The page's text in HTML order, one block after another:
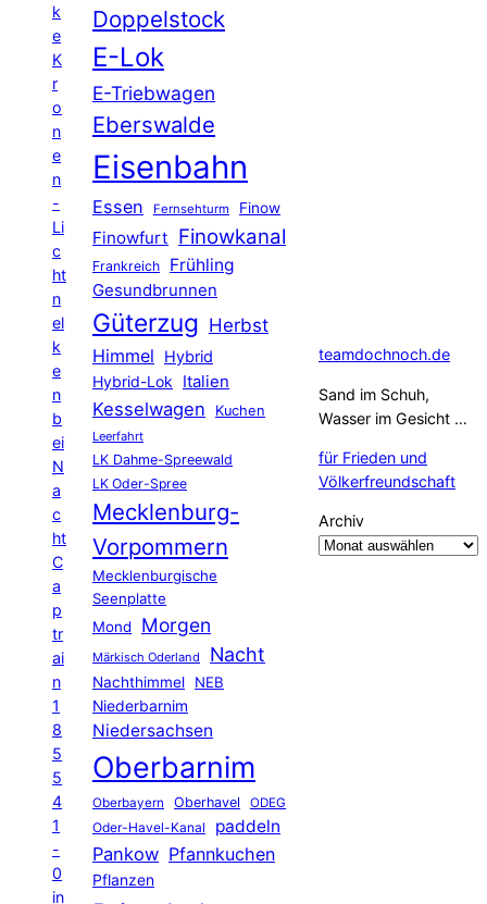
k
e
K
r
o
n
e
n
-
Li
c
ht
n
el
k
e
n
b
ei
N
a
c
ht
C
a
p
tr
ai
n
1
8
5
5
4
1
-
0
in
Doppelstock
E-Lok
E-Triebwagen
Eberswalde
Eisenbahn
Essen Fernsehturm Finow
Finowfurt Finowkanal
Frankreich Frühling
Gesundbrunnen
Güterzug Herbst
Himmel
Hybrid
Hybrid-Lok Italien
Kesselwagen Kuchen
Leerfahrt
LK Dahme-Spreewald
LK Oder-Spree
Mecklenburg-
Vorpommern
Mecklenburgische
Seenplatte
Mond
Morgen
Märkisch Oderland Nacht
Nachthimmel
NEB
Niederbarnim
Niedersachsen
Oberbarnim
Oberbayern Oberhavel ODEG
Oder-Havel-Kanal paddeln
Pankow Pfannkuchen
Pflanzen
teamdochnoch.de
Sand im Schuh,
Wasser im Gesicht …
für Frieden und
Völkerfreundschaft
Archiv